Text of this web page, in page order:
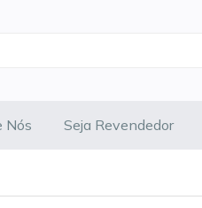
Nós Seja Revendedor